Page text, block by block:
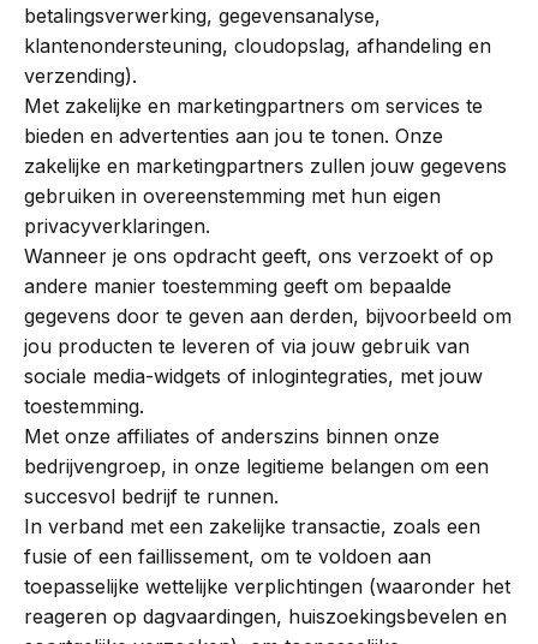
betalingsverwerking, gegevensanalyse,
klantenondersteuning, cloudopslag, afhandeling en
verzending).
Met zakelijke en marketingpartners om services te
bieden en advertenties aan jou te tonen. Onze
zakelijke en marketingpartners zullen jouw gegevens
gebruiken in overeenstemming met hun eigen
privacyverklaringen.
Wanneer je ons opdracht geeft, ons verzoekt of op
andere manier toestemming geeft om bepaalde
gegevens door te geven aan derden, bijvoorbeeld om
jou producten te leveren of via jouw gebruik van
sociale media-widgets of inlogintegraties, met jouw
toestemming.
Met onze affiliates of anderszins binnen onze
bedrijvengroep, in onze legitieme belangen om een
succesvol bedrijf te runnen.
In verband met een zakelijke transactie, zoals een
fusie of een faillissement, om te voldoen aan
toepasselijke wettelijke verplichtingen (waaronder het
reageren op dagvaardingen, huiszoekingsbevelen en